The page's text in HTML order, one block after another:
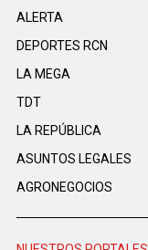
ALERTA
DEPORTES RCN
LA MEGA
TDT
LA REPÚBLICA
ASUNTOS LEGALES
AGRONEGOCIOS